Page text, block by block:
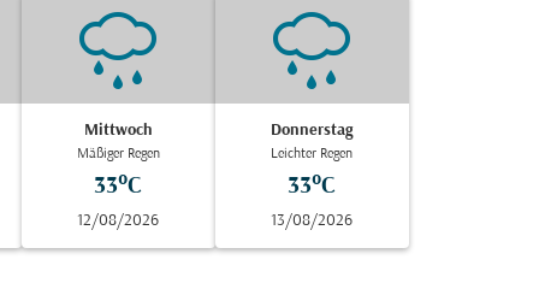
Mittwoch
Mäßiger Regen
33°C
12/08/2026
Donnerstag
Leichter Regen
33°C
13/08/2026